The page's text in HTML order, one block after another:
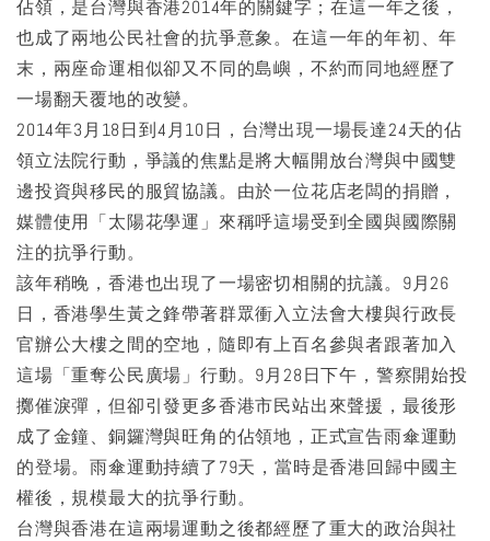
佔領，是台灣與香港2014年的關鍵字；在這一年之後，
也成了兩地公民社會的抗爭意象。在這一年的年初、年
末，兩座命運相似卻又不同的島嶼，不約而同地經歷了
一場翻天覆地的改變。
2014年3月18日到4月10日，台灣出現一場長達24天的佔
領立法院行動，爭議的焦點是將大幅開放台灣與中國雙
邊投資與移民的服貿協議。由於一位花店老闆的捐贈，
媒體使用「太陽花學運」來稱呼這場受到全國與國際關
注的抗爭行動。
該年稍晚，香港也出現了一場密切相關的抗議。9月26
日，香港學生黃之鋒帶著群眾衝入立法會大樓與行政長
官辦公大樓之間的空地，隨即有上百名參與者跟著加入
這場「重奪公民廣場」行動。9月28日下午，警察開始投
擲催淚彈，但卻引發更多香港市民站出來聲援，最後形
成了金鐘、銅鑼灣與旺角的佔領地，正式宣告雨傘運動
的登場。雨傘運動持續了79天，當時是香港回歸中國主
權後，規模最大的抗爭行動。
台灣與香港在這兩場運動之後都經歷了重大的政治與社